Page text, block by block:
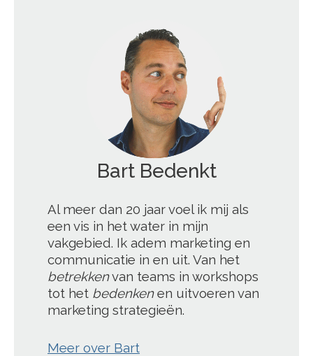
';
Bart Bedenkt
Al meer dan 20 jaar voel ik mij als
een vis in het water in mijn
vakgebied. Ik adem marketing en
communicatie in en uit. Van het
betrekkenvan teams in workshops
tot het bedenkenen uitvoeren van
marketing strategieën.
Meer over Bart